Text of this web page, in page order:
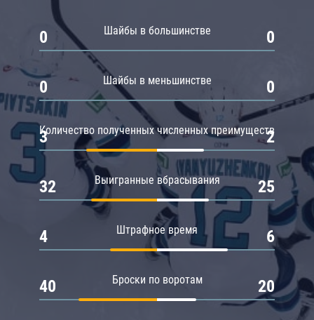
Шайбы в большинстве
0 0
Шайбы в меньшинстве
0 0
Количество полученных численных преимуществ
3 2
Выигранные вбрасывания
32 25
Штрафное время
4 6
Броски по воротам
40 20